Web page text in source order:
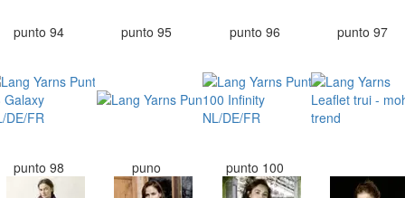
punto 94 punto 95 punto 96 punto 97
punto 98 puno punto 100